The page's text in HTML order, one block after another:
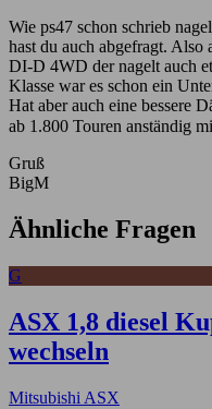
Wie ps47 schon schrieb
hast du auch abgefragt. Also
DI-D 4WD der nagelt auch
Klasse war es schon ein
Hat aber auch eine bessere
ab 1.800 Touren anständig
Gruß
BigM
Ähnliche Fragen
G
ASX 1,8 diesel
wechseln
Mitsubishi ASX